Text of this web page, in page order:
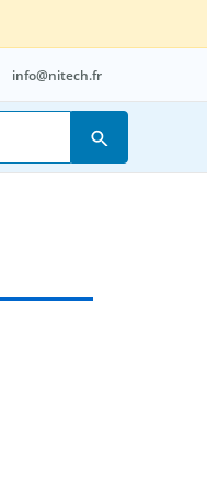
info@nitech.fr
Rechercher